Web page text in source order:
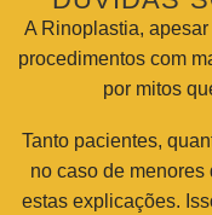
A Rinoplastia,
procedimentos com
por mitos
Tanto pacientes,
no caso de menores
estas explicações.